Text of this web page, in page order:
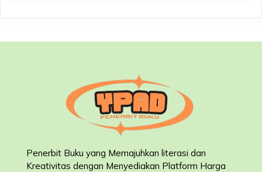
Penerbit Buku yang Memajuhkan literasi dan
Kreativitas dengan Menyediakan Platform Harga